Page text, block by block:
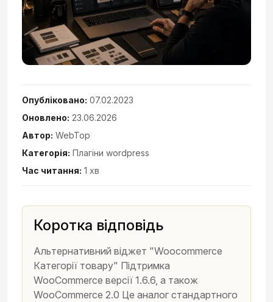
Опубліковано: 07.02.2023
Оновлено: 23.06.2026
Автор: WebTop
Категорія: Плагіни wordpress
Час читання: 1 хв
Коротка відповідь
Альтернативний віджет "Woocommerce
Категорії товару" Підтримка
WooCommerce версії 1.6.6, а також
WooCommerce 2.0 Це аналог стандартного